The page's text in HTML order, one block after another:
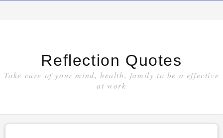
Reflection Quotes
Take care of your mind, health, family to be a effective
at work